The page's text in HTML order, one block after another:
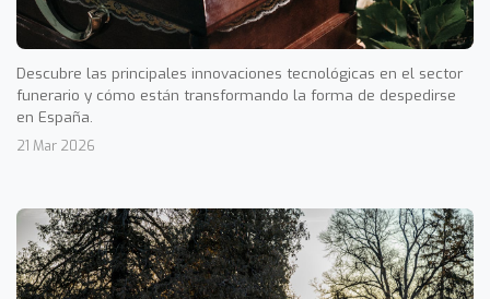
Descubre las principales innovaciones tecnológicas en el sector
funerario y cómo están transformando la forma de despedirse
en España.
21 Mar 2026